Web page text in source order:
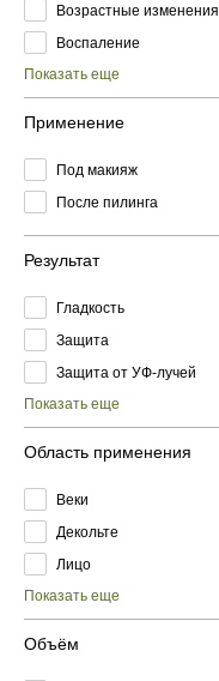
Возрастные изменения
Воспаление
Показать еще
Применение
Под макияж
После пилинга
Результат
Гладкость
Защита
Защита от УФ-лучей
Показать еще
Область применения
Веки
Декольте
Лицо
Показать еще
Объём